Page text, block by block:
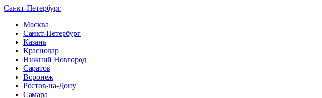
Санкт-Петербург
Москва
Санкт-Петербург
Казань
Краснодар
Нижний Новгород
Саратов
Воронеж
Ростов-на-Дону
Самара